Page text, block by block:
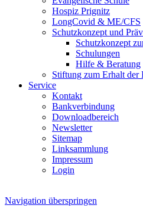
Hospiz Prignitz
LongCovid & ME/CFS
Schutzkonzept und
Schutzkonzept
Schulungen
Hilfe & Beratung
Stiftung zum Erhalt der
Service
Kontakt
Bankverbindung
Downloadbereich
Newsletter
Sitemap
Linksammlung
Impressum
Login
Navigation überspringen